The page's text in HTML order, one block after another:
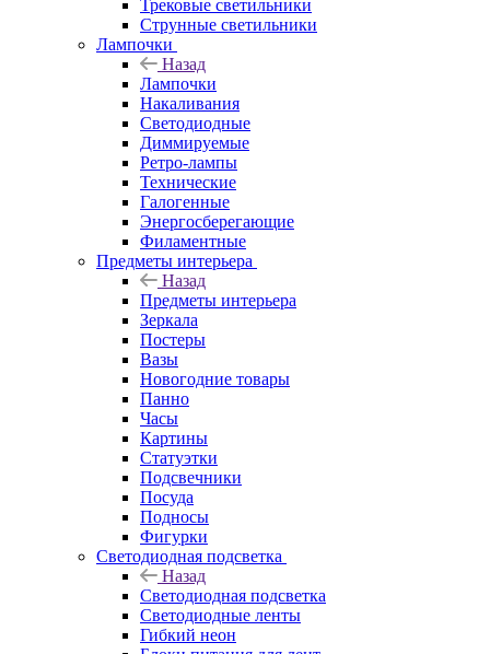
Трековые светильники
Струнные светильники
Лампочки
Назад
Лампочки
Накаливания
Светодиодные
Диммируемые
Ретро-лампы
Технические
Галогенные
Энергосберегающие
Филаментные
Предметы интерьера
Назад
Предметы интерьера
Зеркала
Постеры
Вазы
Новогодние товары
Панно
Часы
Картины
Статуэтки
Подсвечники
Посуда
Подносы
Фигурки
Светодиодная подсветка
Назад
Светодиодная подсветка
Светодиодные ленты
Гибкий неон